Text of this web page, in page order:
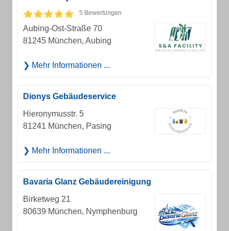
5 Bewertungen
Aubing-Ost-Straße 70
81245 München, Aubing
Mehr Informationen ...
Dionys Gebäudeservice
Hieronymusstr. 5
81241 München, Pasing
Mehr Informationen ...
Bavaria Glanz Gebäudereinigung
Birketweg 21
80639 München, Nymphenburg